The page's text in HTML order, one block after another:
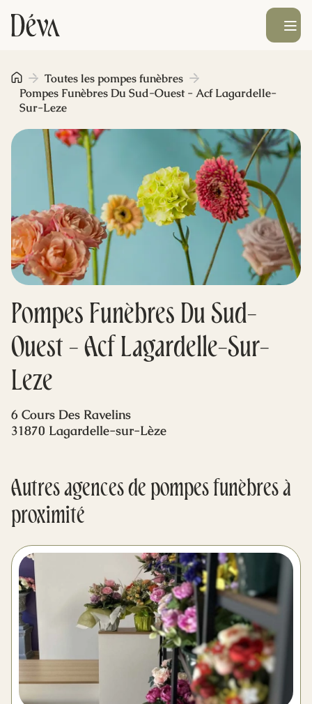
Obsèques
Prévoyance
Monument funéraire
Livraison de fleurs
Blog
Mes dernières volontés
Ouvrir le
Pompes Funèbres Du Sud-
Ouest - Acf Lagardelle-Sur-
Leze
Toutes les pompes funèbres
Pompes Funèbres Du Sud-Ouest - Acf Lagardelle-
Sur-Leze
6 Cours Des Ravelins
31870 Lagardelle-sur-Lèze
Autres agences de pompes funèbres à
proximité